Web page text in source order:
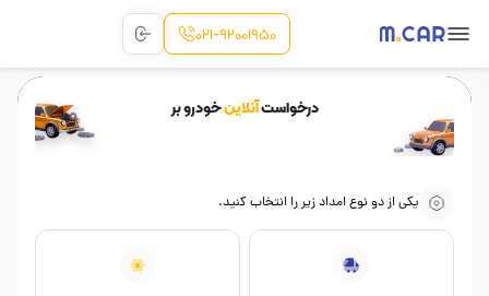
021-92001950
خودرو بر
درخواستآنلاینخودرو بر
یکی از دو نوع امداد زیر را انتخاب کنید.